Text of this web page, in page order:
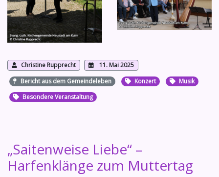
Christine Rupprecht
11. Mai 2025
Bericht aus dem Gemeindeleben
Konzert
Musik
Besondere Veranstaltung
„Saitenweise Liebe“ –
Harfenklänge zum Muttertag